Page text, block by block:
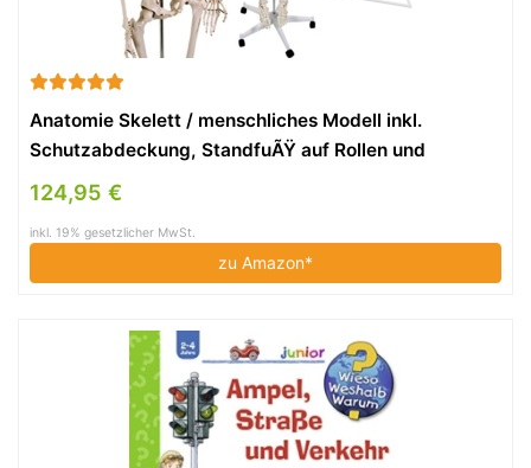
Anatomie Skelett / menschliches Modell inkl.
Schutzabdeckung, StandfuÃŸ auf Rollen und
Lehrgrafik, lebensgroÃŸ 181cm
124,95 €
inkl. 19% gesetzlicher MwSt.
zu Amazon*